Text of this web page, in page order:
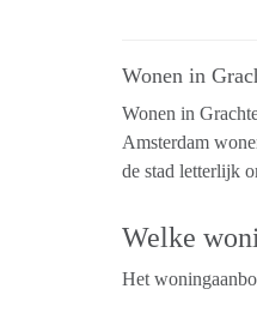
Wonen in
Wonen in
Amsterdam
de stad letterlijk
Welke
Het